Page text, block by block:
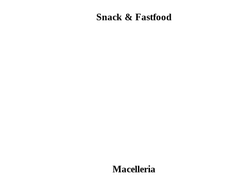
Snack & Fastfood
Macelleria